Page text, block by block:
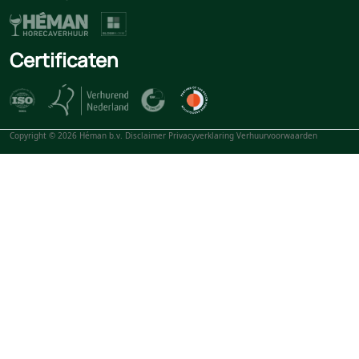
Certificaten
Copyright © 2026 Héman b.v. Disclaimer Privacyverklaring Verhuurvoorwaarden